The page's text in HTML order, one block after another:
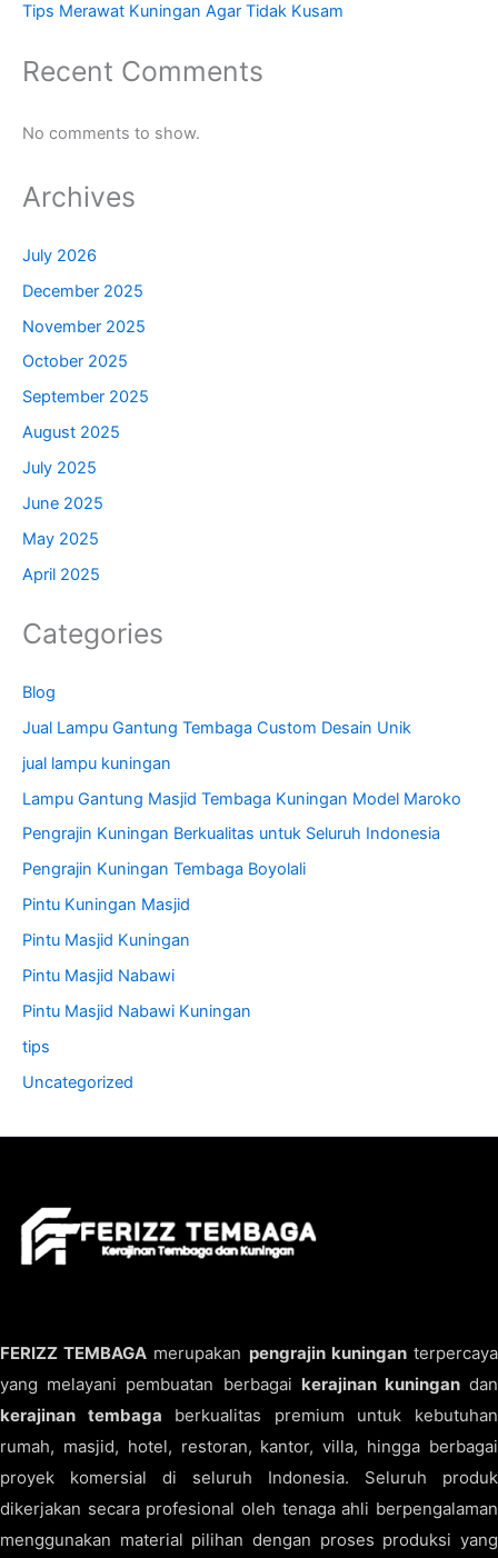
Tips Merawat Kuningan Agar Tidak Kusam
Recent Comments
No comments to show.
Archives
July 2026
December 2025
November 2025
October 2025
September 2025
August 2025
July 2025
June 2025
May 2025
April 2025
Categories
Blog
Jual Lampu Gantung Tembaga Custom Desain Unik
jual lampu kuningan
Lampu Gantung Masjid Tembaga Kuningan Model Maroko
Pengrajin Kuningan Berkualitas untuk Seluruh Indonesia
Pengrajin Kuningan Tembaga Boyolali
Pintu Kuningan Masjid
Pintu Masjid Kuningan
Pintu Masjid Nabawi
Pintu Masjid Nabawi Kuningan
tips
Uncategorized
FERIZZ TEMBAGA merupakan pengrajin kuninganterpercaya
yang melayani pembuatan berbagai kerajinan kuningandan
kerajinan tembaga berkualitas premium untuk kebutuhan
rumah, masjid, hotel, restoran, kantor, villa, hingga berbagai
proyek komersial di seluruh Indonesia. Seluruh produk
dikerjakan secara profesional oleh tenaga ahli berpengalaman
menggunakan material pilihan dengan proses produksi yang